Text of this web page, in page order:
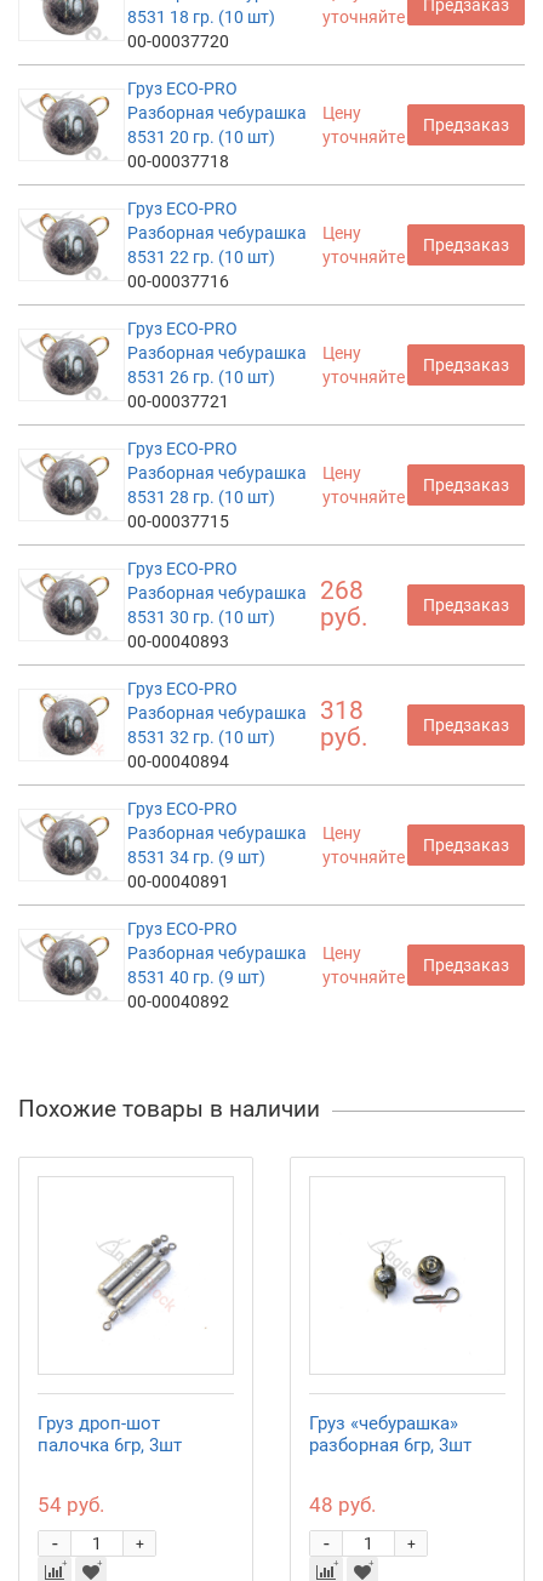
8531 18 гр. (10 шт)
00-00037720
уточняйте
Предзаказ
Груз ECO-PRO
Разборная чебурашка
8531 20 гр. (10 шт)
00-00037718
Цену
уточняйте
Предзаказ
Груз ECO-PRO
Разборная чебурашка
8531 22 гр. (10 шт)
00-00037716
Цену
уточняйте
Предзаказ
Груз ECO-PRO
Разборная чебурашка
8531 26 гр. (10 шт)
00-00037721
Цену
уточняйте
Предзаказ
Груз ECO-PRO
Разборная чебурашка
8531 28 гр. (10 шт)
00-00037715
Цену
уточняйте
Предзаказ
Груз ECO-PRO
Разборная чебурашка
8531 30 гр. (10 шт)
00-00040893
268
руб.
Предзаказ
Груз ECO-PRO
Разборная чебурашка
8531 32 гр. (10 шт)
00-00040894
318
руб.
Предзаказ
Груз ECO-PRO
Разборная чебурашка
8531 34 гр. (9 шт)
00-00040891
Цену
уточняйте
Предзаказ
Груз ECO-PRO
Разборная чебурашка
8531 40 гр. (9 шт)
00-00040892
Цену
уточняйте
Предзаказ
Похожие товары в наличии
Груз дроп-шот
палочка 6гр, 3шт
54 руб.
+
-
Груз «чебурашка»
разборная 6гр, 3шт
48 руб.
+
-